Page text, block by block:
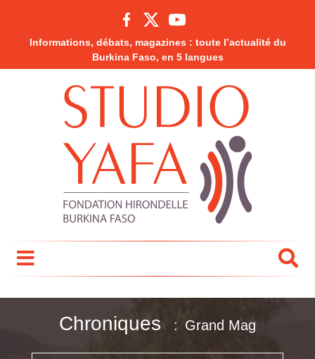
Informations, débats, magazines : toute l’actualité du
Burkina Faso, en 5 langues
Chroniques Grand Mag